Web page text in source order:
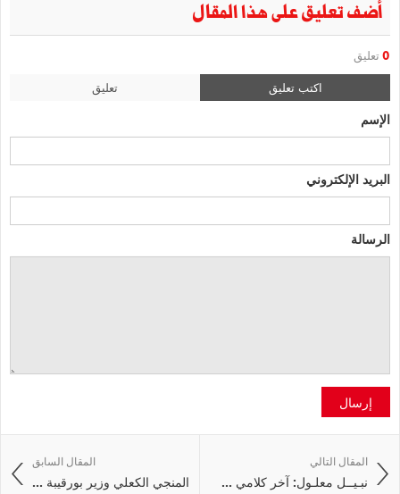
أضف تعليق على هذا المقال
0 تعليق
اكتب تعليق تعليق
الإسم
البريد الإلكتروني
الرسالة
إرسال
المقال السابق
المنجي الكعلي وزير بورقيبة ...
المقال التالي
نبـيــل معلـول: آخر كلامي ...